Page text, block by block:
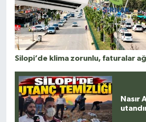
Silopi’de klima zorunlu, faturalar
Nasır